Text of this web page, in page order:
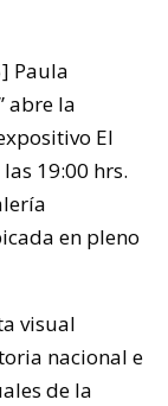
Paula
abre la
El
19:00 hrs.
en pleno
visual
nacional e
de la